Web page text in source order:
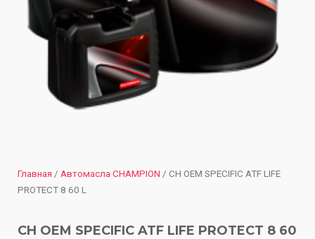
Главная / Автомасла CHAMPION / CH OEM SPECIFIC ATF LIFE
PROTECT 8 60 L
CH OEM SPECIFIC ATF LIFE PROTECT 8 60